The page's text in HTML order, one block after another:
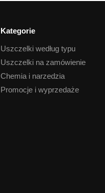
Kategorie
Uszczelki według typu
Uszczelki na zamówienie
Chemia i narzedzia
Promocje i wyprzedaże